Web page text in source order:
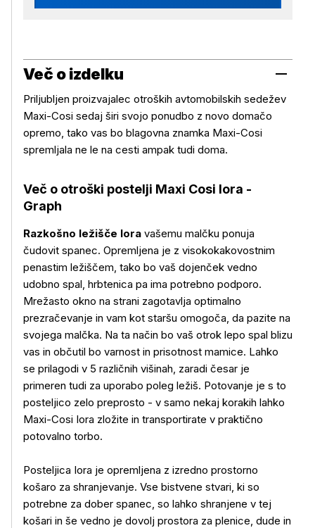
Več o izdelku
Priljubljen proizvajalec otroških avtomobilskih sedežev
Maxi-Cosi sedaj širi svojo ponudbo z novo domačo
opremo, tako vas bo blagovna znamka Maxi-Cosi
spremljala ne le na cesti ampak tudi doma.
Več o otroški postelji Maxi Cosi Iora -
Graph
Razkošno ležišče Iora vašemu malčku ponuja
čudovit spanec. Opremljena je z visokokakovostnim
penastim ležiščem, tako bo vaš dojenček vedno
udobno spal, hrbtenica pa ima potrebno podporo.
Mrežasto okno na strani zagotavlja optimalno
prezračevanje in vam kot staršu omogoča, da pazite na
svojega malčka. Na ta način bo vaš otrok lepo spal blizu
vas in občutil bo varnost in prisotnost mamice. Lahko
se prilagodi v 5 različnih višinah, zaradi česar je
primeren tudi za uporabo poleg ležiš. Potovanje je s to
posteljico zelo preprosto - v samo nekaj korakih lahko
Maxi-Cosi Iora zložite in transportirate v praktično
potovalno torbo.
Posteljica Iora je opremljena z izredno prostorno
košaro za shranjevanje. Vse bistvene stvari, ki so
potrebne za dober spanec, so lahko shranjene v tej
košari in še vedno je dovolj prostora za plenice, dude in